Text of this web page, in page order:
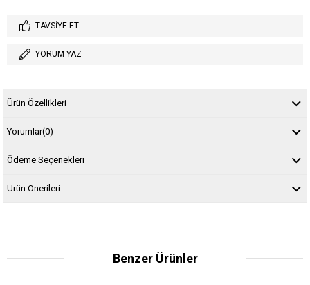
TAVSIYE ET
YORUM YAZ
Ürün Özellikleri
Yorumlar(0)
Ödeme Seçenekleri
Ürün Önerileri
Benzer Ürünler